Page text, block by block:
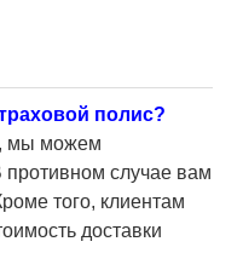
полис?
мы можем
противном случае вам
того, клиентам
доставки